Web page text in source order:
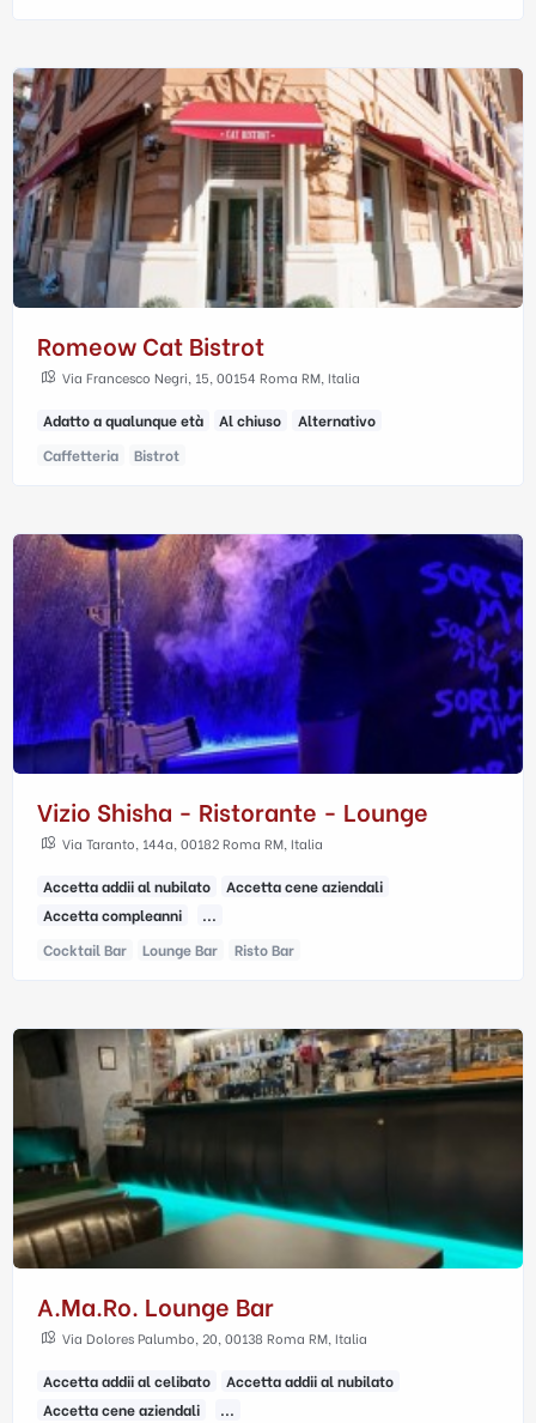
Romeow Cat Bistrot
Via Francesco Negri, 15, 00154 Roma RM, Italia
Adatto a qualunque età Al chiuso
Alternativo
Caffetteria
Bistrot
Vizio Shisha - Ristorante - Lounge
Via Taranto, 144a, 00182 Roma RM, Italia
Accetta addii al nubilato
Accetta cene aziendali
Accetta compleanni
...
Cocktail Bar
Lounge Bar Risto Bar
A.ma.ro. Lounge Bar
Via Dolores Palumbo, 20, 00138 Roma RM, Italia
Accetta addii al celibato
Accetta addii al nubilato
Accetta cene aziendali
...